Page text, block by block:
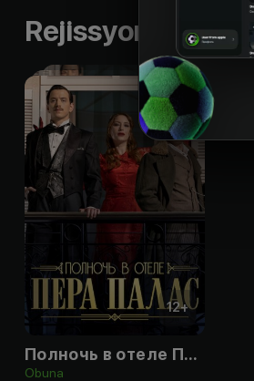
Rejissyorning
12+
Полночь в отеле Пера Палас
Obuna